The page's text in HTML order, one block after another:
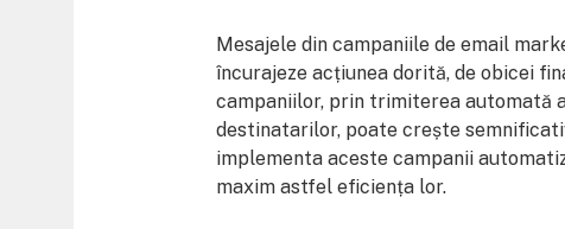
Mesajele din campaniile de email
încurajeze acțiunea dorită, de obicei
campaniilor, prin trimiterea automată
destinatarilor, poate crește
implementa aceste campanii
maxim astfel eficiența lor.